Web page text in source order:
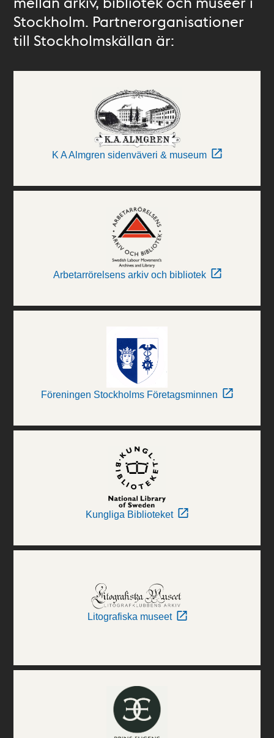
Stockholm. Partnerorganisationer
till Stockholmskällan är:
K A Almgren sidenväveri & museum
Arbetarrörelsens arkiv och bibliotek
Föreningen Stockholms Företagsminnen
Kungliga Biblioteket
Litografiska museet